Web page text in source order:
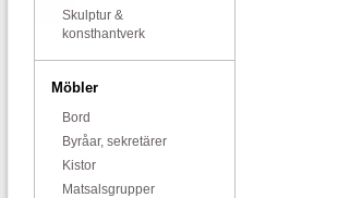
Skulptur &
konsthantverk
Möbler
Bord
Byråar, sekretärer
Kistor
Matsalsgrupper